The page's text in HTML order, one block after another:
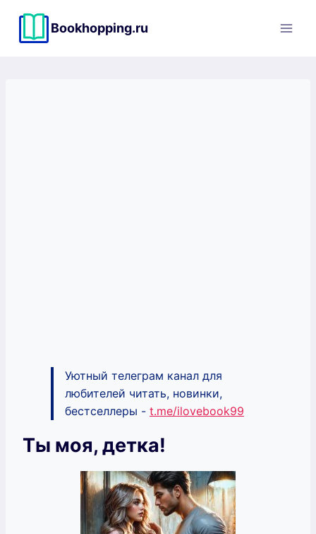
содержимому
Bookhopping.ru
Уютный телеграм канал для
любителей читать, новинки,
бестселлеры - t.me/ilovebook99
Ты моя, детка!